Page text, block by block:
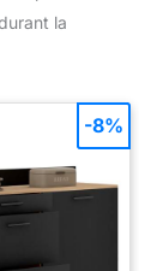
la
-8%